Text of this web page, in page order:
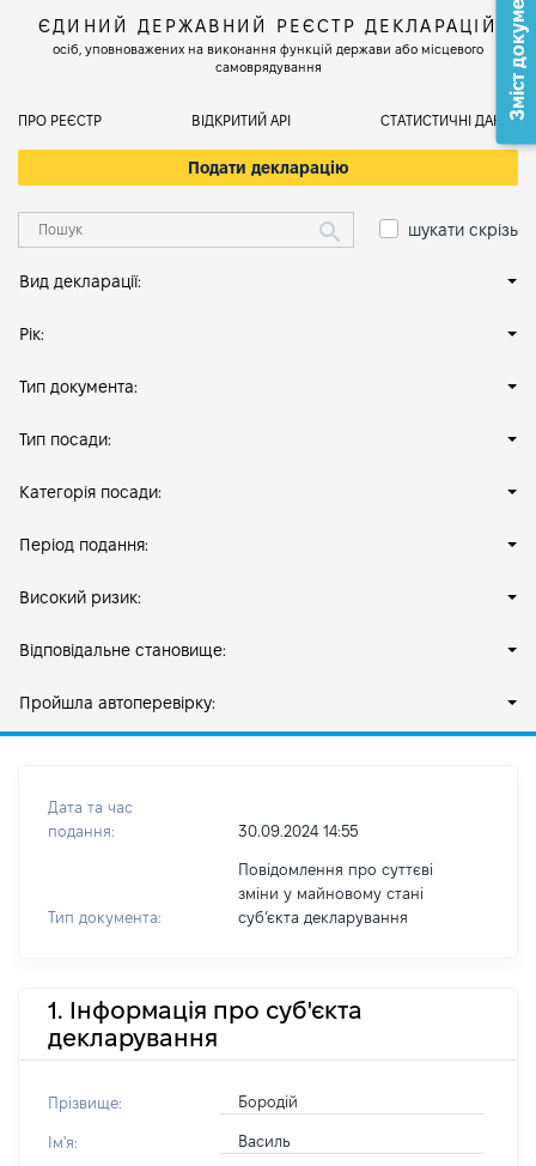
ЄДИНИЙ ДЕРЖАВНИЙ РЕЄСТР ДЕКЛАРАЦІЙ
осіб, уповноважених на виконання функцій держави або місцевого
самоврядування
ПРО РЕЄСТР ВІДКРИТИЙ АРІ СТАТИСТИЧНІ ДАНІ
Подати декларацію
шукати скрізь
Вид декларації:
Рік:
Тип документа:
Тип посади:
Категорія посади:
Період подання:
Високий ризик:
Відповідальне становище:
Пройшла автоперевірку:
Дата та час
подання:
30.09.2024 14:55
Тип документа:
Повідомлення про суттєві
зміни у майновому стані
субʼєкта декларування
1. Інформація про суб'єкта
декларування
Прізвище: Бородій
Ім'я: Василь
Зміст документа